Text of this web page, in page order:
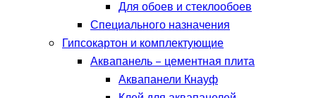
Для обоев и стеклообоев
Специального назначения
Гипсокартон и комплектующие
Аквапанель – цементная плита
Аквапанели Кнауф